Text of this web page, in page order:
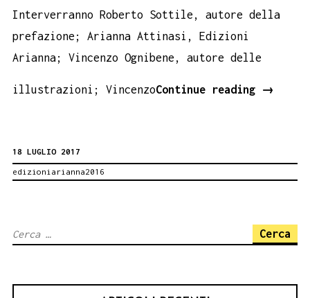
Interverranno Roberto Sottile, autore della
prefazione; Arianna Attinasi, Edizioni
Arianna; Vincenzo Ognibene, autore delle
illustrazioni; VincenzoContinue reading
DAMIANA
22
→
18 LUGLIO 2017
edizioniarianna2016
Ricerca